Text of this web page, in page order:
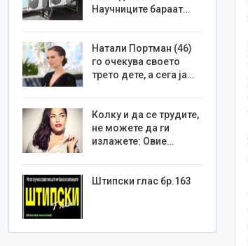
Научниците бараат…
Натали Портман (46)
го очекува своето
трето дете, а сега ја…
Колку и да се трудите,
не можете да ги
излажете: Овие…
Штипски глас бр.163